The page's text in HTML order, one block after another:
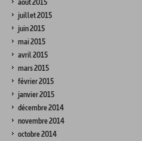
juillet 2015
juin 2015
mai 2015
avril 2015
mars 2015
février 2015
janvier 2015
décembre 2014
novembre 2014
octobre 2014